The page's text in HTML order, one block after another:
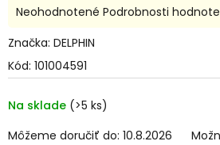
Kód: 101004591
Na sklade (>5 ks)
Môžeme doručiť do: 10.8.2026
Priemerné
produktu
0,0
5
hviezdičiek.
Neohodnotené Podrobnosti
Značka: DELPHIN